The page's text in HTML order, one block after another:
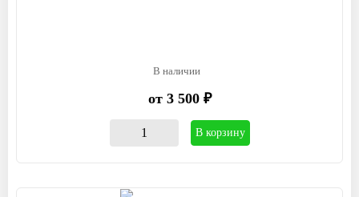
В наличии
от 3 500 ₽
В корзину